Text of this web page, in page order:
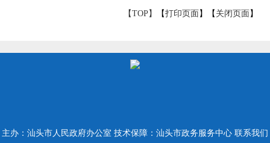
【TOP】 【打印页面 】【 关闭页面 】
主办：汕头市人民政府办公室 技术保障：汕头市政务服务中心 联系我们